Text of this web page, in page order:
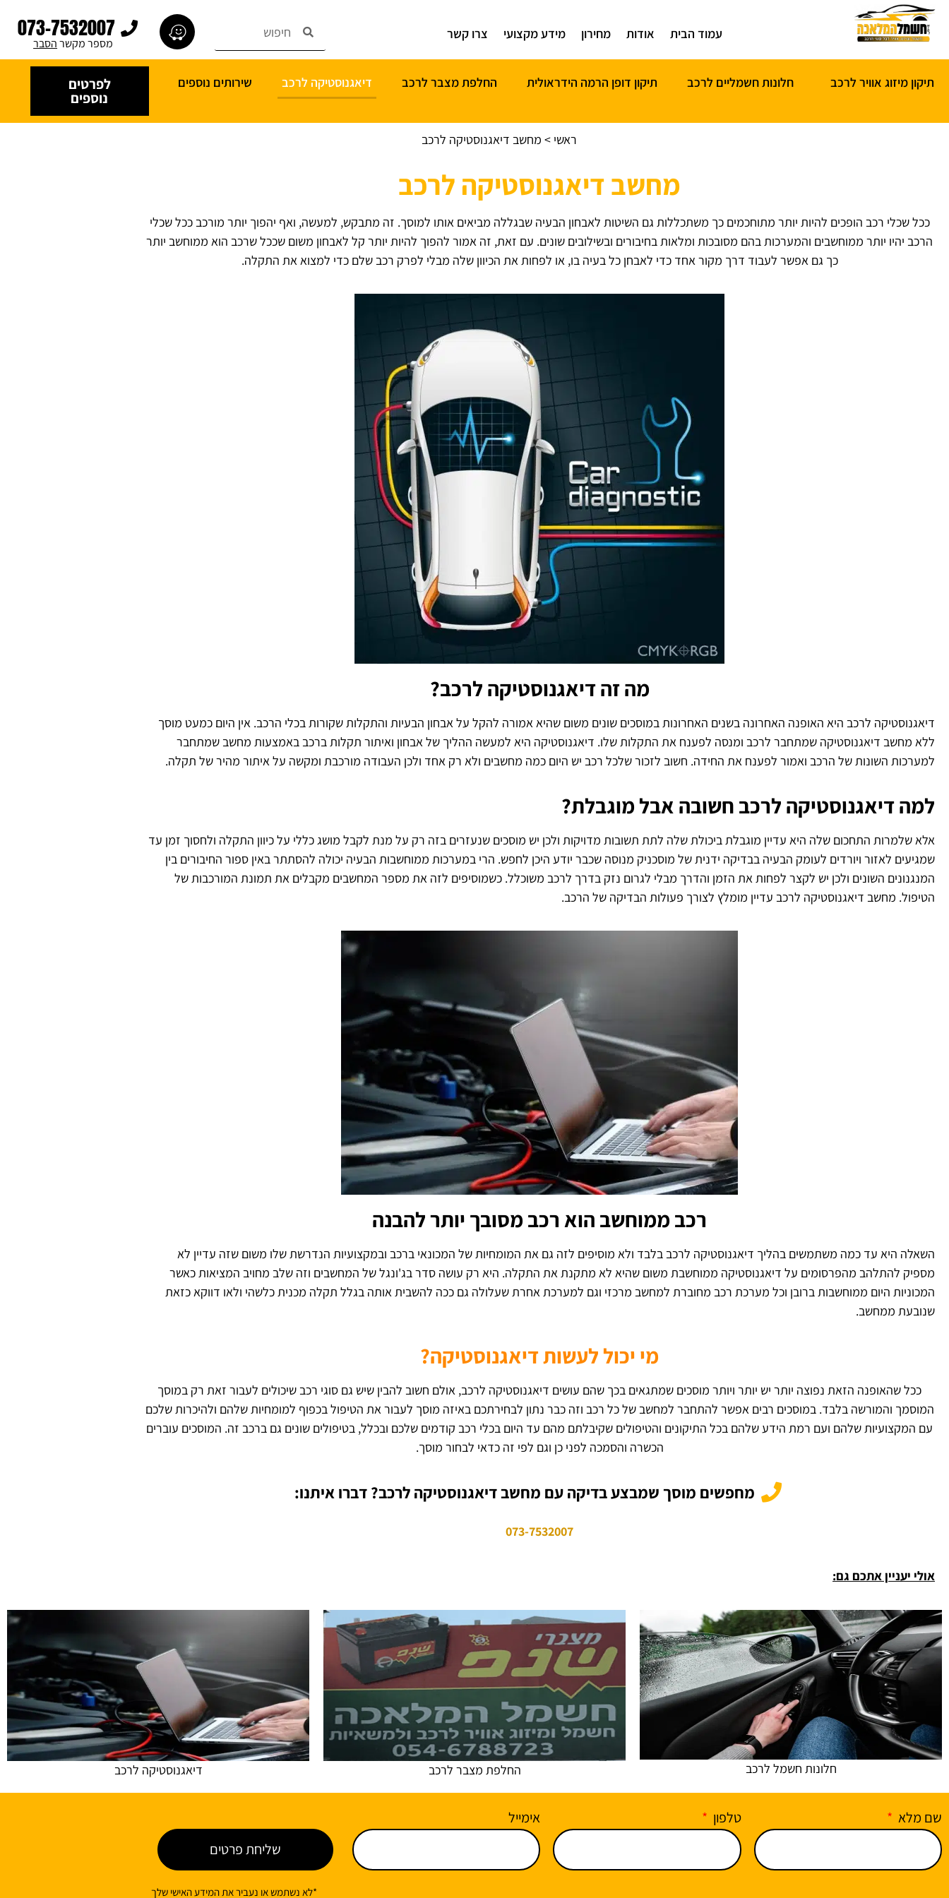
עמוד הבית אודות מחירון מידע מקצועי צרו קשר 073-7532007
מספר מקשרהסבר
תיקון מיזוג אוויר לרכב חלונות חשמליים לרכב תיקון דופן הרמה הידראולית החלפת מצבר לרכב דיאגנוסטיקה לרכב שירותים נוספים לפרטים
נוספים
ראשי > מחשב דיאגנוסטיקה לרכב
מחשב דיאגנוסטיקה לרכב
ככל שכלי רכב הופכים להיות יותר מתוחכמים כך משתכללות גם השיטות לאבחון הבעיה שבגללה מביאים אותו למוסך. זה מתבקש, למעשה, ואף יהפוך יותר מורכב ככל שכלי
הרכב יהיו יותר ממוחשבים והמערכות בהם מסובכות ומלאות בחיבורים ובשילובים שונים. עם זאת, זה אמור להפוך להיות יותר קל לאבחון משום שככל שרכב הוא ממוחשב יותר
כך גם אפשר לעבוד דרך מקור אחד כדי לאבחן כל בעיה בו, או לפחות את הכיוון שלה מבלי לפרק רכב שלם כדי למצוא את התקלה.
מה זה דיאגנוסטיקה לרכב?
דיאגנוסטיקה לרכב היא האופנה האחרונה בשנים האחרונות במוסכים שונים משום שהיא אמורה להקל על אבחון הבעיות והתקלות שקורות בכלי הרכב. אין היום כמעט מוסך
ללא מחשב דיאגנוסטיקה שמתחבר לרכב ומנסה לפענח את התקלות שלו. דיאגנוסטיקה היא למעשה ההליך של אבחון ואיתור תקלות ברכב באמצעות מחשב שמתחבר
למערכות השונות של הרכב ואמור לפענח את החידה. חשוב לזכור שלכל רכב יש היום כמה מחשבים ולא רק אחד ולכן העבודה מורכבת ומקשה על איתור מהיר של תקלה.
למה דיאגנוסטיקה לרכב חשובה אבל מוגבלת?
אלא שלמרות התחכום שלה היא עדיין מוגבלת ביכולת שלה לתת תשובות מדויקות ולכן יש מוסכים שנעזרים בזה רק על מנת לקבל מושג כללי על כיוון התקלה ולחסוך זמן עד
שמגיעים לאזור ויורדים לעומק הבעיה בבדיקה ידנית של מוסכניק מנוסה שכבר יודע היכן לחפש. הרי במערכות ממוחשבות הבעיה יכולה להסתתר באין ספור החיבורים בין
המנגנונים השונים ולכן יש לקצר לפחות את הזמן והדרך מבלי לגרום נזק בדרך לרכב משוכלל. כשמוסיפים לזה את מספר המחשבים מקבלים את תמונת המורכבות של
הטיפול. מחשב דיאגנוסטיקה לרכב עדיין מומלץ לצורך פעולות הבדיקה של הרכב.
רכב ממוחשב הוא רכב מסובך יותר להבנה
השאלה היא עד כמה משתמשים בהליך דיאגנוסטיקה לרכב בלבד ולא מוסיפים לזה גם את המומחיות של המכונאי ברכב ובמקצועיות הנדרשת שלו משום שזה עדיין לא
מספיק להתלהב מהפרסומים על דיאגנוסטיקה ממוחשבת משום שהיא לא מתקנת את התקלה. היא רק עושה סדר בג'ונגל של המחשבים וזה שלב מחויב המציאות כאשר
המכוניות היום ממוחשבות ברובן וכל מערכת רכב מחוברת למחשב מרכזי וגם למערכת אחרת שעלולה גם ככה להשבית אותה בגלל תקלה מכנית כלשהי ולאו דווקא כזאת
שנובעת ממחשב.
מי יכול לעשות דיאגנוסטיקה?
ככל שהאופנה הזאת נפוצה יותר יש יותר ויותר מוסכים שמתגאים בכך שהם עושים דיאגנוסטיקה לרכב, אולם חשוב להבין שיש גם סוגי רכב שיכולים לעבור זאת רק במוסך
המוסמך והמורשה בלבד. במוסכים רבים אפשר להתחבר למחשב של כל רכב וזה כבר נתון לבחירתכם באיזה מוסך לעבור את הטיפול בכפוף למומחיות שלהם ולהיכרות שלכם
עם המקצועיות שלהם ועם רמת הידע שלהם בכל התיקונים והטיפולים שקיבלתם מהם עד היום בכלי רכב קודמים שלכם ובכלל, בטיפולים שונים גם ברכב זה. המוסכים עוברים
הכשרה והסמכה לפני כן וגם לפי זה כדאי לבחור מוסך.
מחפשים מוסך שמבצע בדיקה עם מחשב דיאגנוסטיקה לרכב? דברו איתנו:
073-7532007
אולי יעניין אתכם גם:
חלונות חשמל לרכב החלפת מצבר לרכב דיאגנוסטיקה לרכב
שם מלא טלפון
אימייל
שליחת פרטים
*לא נשתמש או נעביר את המידע האישי שלך